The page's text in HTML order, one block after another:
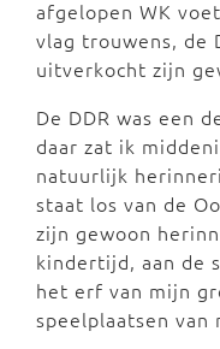
afgelopen WK
vlag trouwens, de
uitverkocht zijn
De DDR was een
daar zat ik
natuurlijk
staat los van de
zijn gewoon
kindertijd, aan de
het erf van mijn
speelplaatsen van